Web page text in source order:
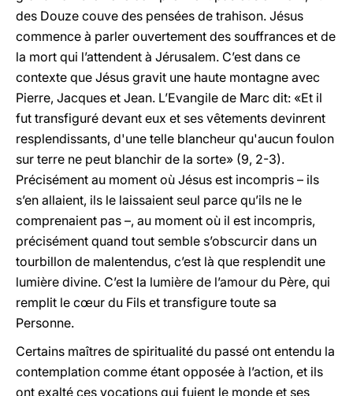
des Douze couve des pensées de trahison. Jésus
commence à parler ouvertement des souffrances et de
la mort qui l’attendent à Jérusalem. C’est dans ce
contexte que Jésus gravit une haute montagne avec
Pierre, Jacques et Jean. L’Evangile de Marc dit: «Et il
fut transfiguré devant eux et ses vêtements devinrent
resplendissants, d'une telle blancheur qu'aucun foulon
sur terre ne peut blanchir de la sorte» (9, 2-3).
Précisément au moment où Jésus est incompris – ils
s’en allaient, ils le laissaient seul parce qu’ils ne le
comprenaient pas –, au moment où il est incompris,
précisément quand tout semble s’obscurcir dans un
tourbillon de malentendus, c’est là que resplendit une
lumière divine. C’est la lumière de l’amour du Père, qui
remplit le cœur du Fils et transfigure toute sa
Personne.
Certains maîtres de spiritualité du passé ont entendu la
contemplation comme étant opposée à l’action, et ils
ont exalté ces vocations qui fuient le monde et ses